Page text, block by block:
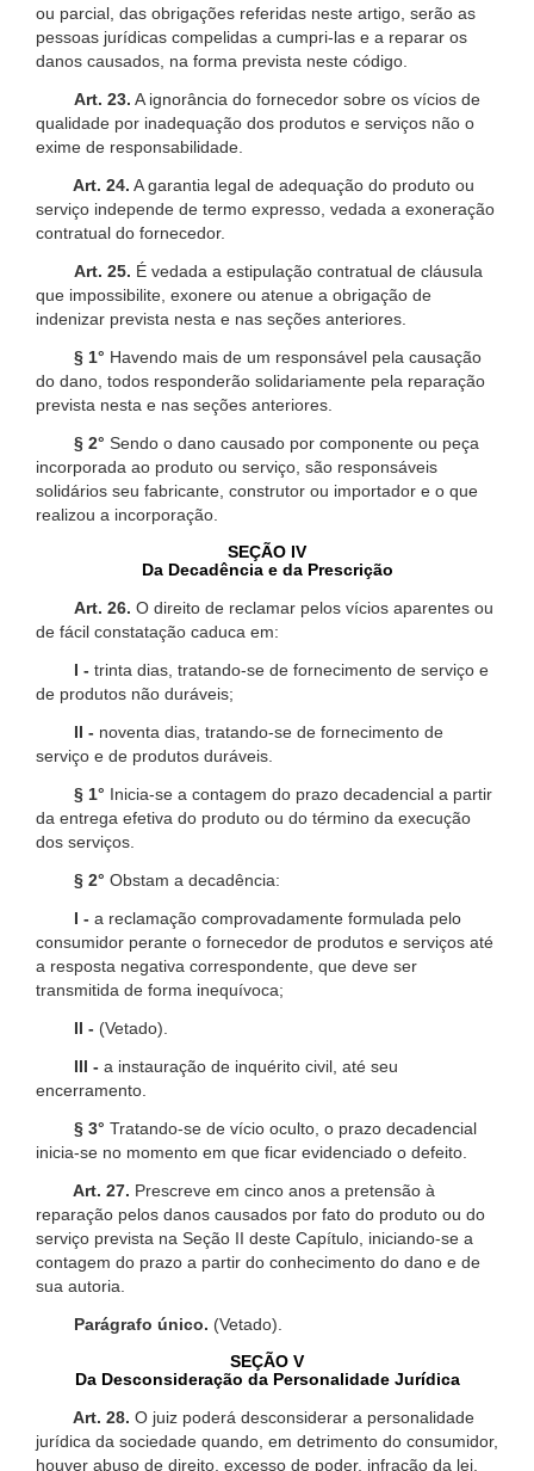
ou parcial, das obrigações referidas neste artigo, serão as
pessoas jurídicas compelidas a cumpri-las e a reparar os
danos causados, na forma prevista neste código.
Art. 23. A ignorância do fornecedor sobre os vícios de
qualidade por inadequação dos produtos e serviços não o
exime de responsabilidade.
Art. 24. A garantia legal de adequação do produto ou
serviço independe de termo expresso, vedada a exoneração
contratual do fornecedor.
Art. 25. É vedada a estipulação contratual de cláusula
que impossibilite, exonere ou atenue a obrigação de
indenizar prevista nesta e nas seções anteriores.
§ 1° Havendo mais de um responsável pela causação
do dano, todos responderão solidariamente pela reparação
prevista nesta e nas seções anteriores.
§ 2° Sendo o dano causado por componente ou peça
incorporada ao produto ou serviço, são responsáveis
solidários seu fabricante, construtor ou importador e o que
realizou a incorporação.
SEÇÃO IV
Da Decadência e da Prescrição
Art. 26. O direito de reclamar pelos vícios aparentes ou
de fácil constatação caduca em:
I - trinta dias, tratando-se de fornecimento de serviço e
de produtos não duráveis;
II - noventa dias, tratando-se de fornecimento de
serviço e de produtos duráveis.
§ 1° Inicia-se a contagem do prazo decadencial a partir
da entrega efetiva do produto ou do término da execução
dos serviços.
§ 2° Obstam a decadência:
I - a reclamação comprovadamente formulada pelo
consumidor perante o fornecedor de produtos e serviços até
a resposta negativa correspondente, que deve ser
transmitida de forma inequívoca;
II - (Vetado).
III - a instauração de inquérito civil, até seu
encerramento.
§ 3° Tratando-se de vício oculto, o prazo decadencial
inicia-se no momento em que ficar evidenciado o defeito.
Art. 27. Prescreve em cinco anos a pretensão à
reparação pelos danos causados por fato do produto ou do
serviço prevista na Seção II deste Capítulo, iniciando-se a
contagem do prazo a partir do conhecimento do dano e de
sua autoria.
Parágrafo único. (Vetado).
SEÇÃO V
Da Desconsideração da Personalidade Jurídica
Art. 28. O juiz poderá desconsiderar a personalidade
jurídica da sociedade quando, em detrimento do consumidor,
houver abuso de direito, excesso de poder, infração da lei,